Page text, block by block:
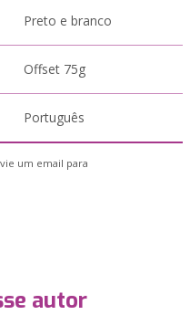
Preto e branco
Offset 75g
Português
um email para
autor